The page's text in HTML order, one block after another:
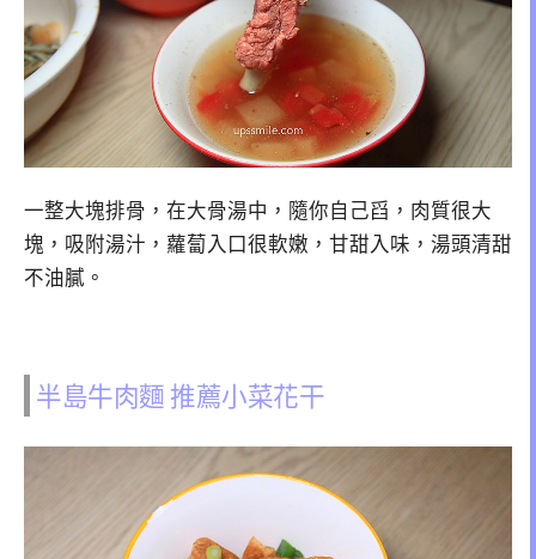
一整大塊排骨，在大骨湯中，隨你自己舀，肉質很大
塊，吸附湯汁，蘿蔔入口很軟嫩，甘甜入味，湯頭清甜
不油膩。
半島牛肉麵 推薦小菜花干